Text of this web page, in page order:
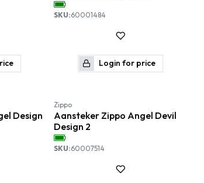
SKU:60001484
Login for price
Design
Zippo
Aansteker Zippo Angel Devil
Design 2
SKU:60007514